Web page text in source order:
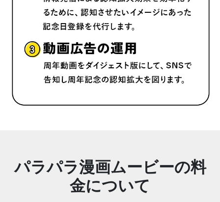
パラパラ漫画ムービーの料
金について